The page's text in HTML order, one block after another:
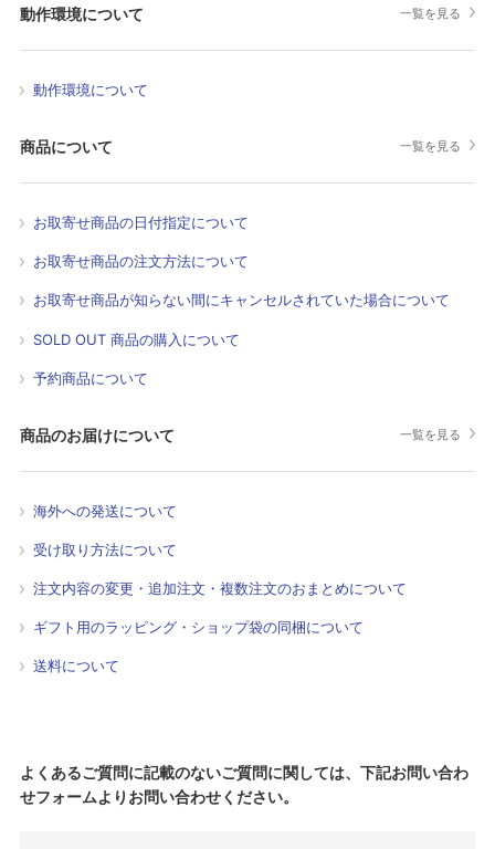
動作環境について 一覧を見る
動作環境について
商品について 一覧を見る
お取寄せ商品の日付指定について
お取寄せ商品の注文方法について
お取寄せ商品が知らない間にキャンセルされていた場合について
SOLD OUT 商品の購入について
予約商品について
商品のお届けについて 一覧を見る
海外への発送について
受け取り方法について
注文内容の変更・追加注文・複数注文のおまとめについて
ギフト用のラッピング・ショップ袋の同梱について
送料について
よくあるご質問に記載のないご質問に関しては、下記お問い合わ
せフォームよりお問い合わせください。